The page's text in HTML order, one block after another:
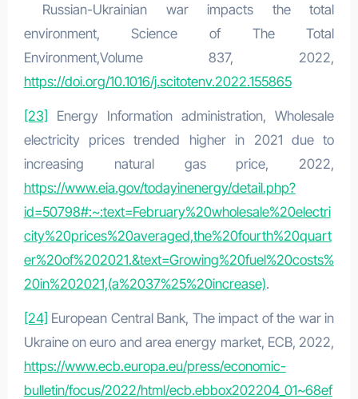
Russian-Ukrainian war impacts the total
environment, Science of The Total
Environment,Volume 837, 2022,
https://doi.org/10.1016/j.scitotenv.2022.155865
[23] Energy Information administration, Wholesale
electricity prices trended higher in 2021 due to
increasing natural gas price, 2022,
https://www.eia.gov/todayinenergy/detail.php?
id=50798#:~:text=February%20wholesale%20electri
city%20prices%20averaged,the%20fourth%20quart
er%20of%202021.&text=Growing%20fuel%20costs%
20in%202021,(a%2037%25%20increase).
[24] European Central Bank, The impact of the war in
Ukraine on euro and area energy market, ECB, 2022,
https://www.ecb.europa.eu/press/economic-
bulletin/focus/2022/html/ecb.ebbox202204_01~68ef